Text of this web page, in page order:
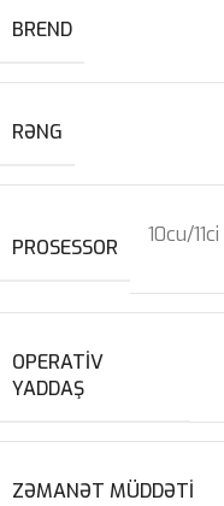
BREND
RƏNG
PROSESSOR
10cu/
OPERATIV
YADDAŞ
ZƏMANƏT MÜDDƏTI